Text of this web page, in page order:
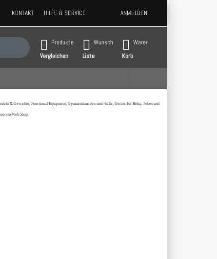
KONTAKT HILFE & SERVICE ANMELDEN
Drücken Sie die Eingabetaste, um alle Ergebnisse aufzurufen.
Produkte
Vergleichen
Wunsch
Liste
Waren
Korb
& Gewichte, Functional Equipment, Gymnastikmatten und -bälle, Geräte für Reha, Tubes und
Web Shop